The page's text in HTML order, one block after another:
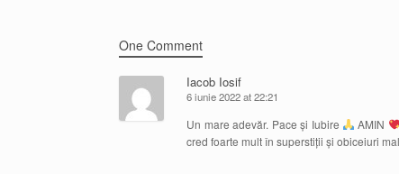
One Comment
Iacob Iosif
6 iunie 2022 at 22:21
Un mare adevăr. Pace și Iubire AMIN
cred foarte mult în superstiții și obiceiuri